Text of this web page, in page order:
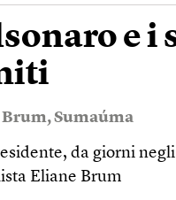
e i
Brum,Sumaúma
da giorni
Eliane Brum